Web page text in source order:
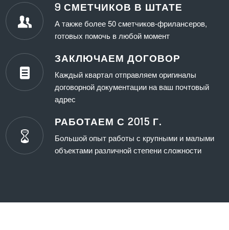
9 СМЕТЧИКОВ В ШТАТЕ
А также более 50 сметчиков-фрилансеров,
готовых помочь в любой момент
ЗАКЛЮЧАЕМ ДОГОВОР
Каждый квартал отправляем оригиналы
договорной документации на ваш почтовый
адрес
РАБОТАЕМ С 2015 Г.
Большой опыт работы с крупными и малыми
объектами различной степени сложности